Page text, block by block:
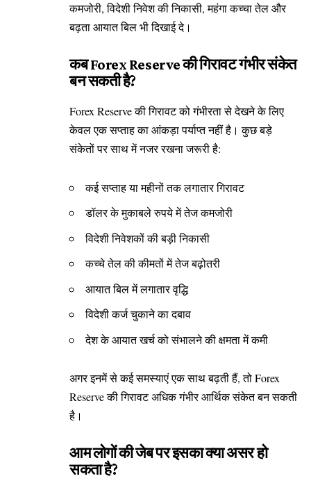
कमजोरी, विदेशी निवेश की निकासी, महंगा कच्चा तेल और
बढ़ता आयात बिल भी दिखाई दे।
कब Forex Reserve की गिरावट गंभीर संकेत
बन सकती है?
Forex Reserve की गिरावट को गंभीरता से देखने के लिए
केवल एक सप्ताह का आंकड़ा पर्याप्त नहीं है। कुछ बड़े
संकेतों पर साथ में नजर रखना जरूरी है:
कई सप्ताह या महीनों तक लगातार गिरावट
डॉलर के मुकाबले रुपये में तेज कमजोरी
विदेशी निवेशकों की बड़ी निकासी
कच्चे तेल की कीमतों में तेज बढ़ोतरी
आयात बिल में लगातार वृद्धि
विदेशी कर्ज चुकाने का दबाव
देश के आयात खर्च को संभालने की क्षमता में कमी
अगर इनमें से कई समस्याएं एक साथ बढ़ती हैं, तो Forex
Reserve की गिरावट अधिक गंभीर आर्थिक संकेत बन सकती
है।
आम लोगों की जेब पर इसका क्या असर हो
सकता है?